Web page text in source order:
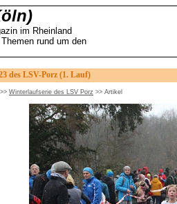
im Rheinland
rund um den
des LSV-Porz (1. Lauf)
>> Winterlaufserie des LSV Porz >> Artikel